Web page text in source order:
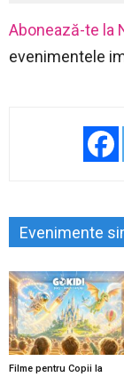
Abonează-te la
evenimentele
Evenimente
Filme pentru Copii la